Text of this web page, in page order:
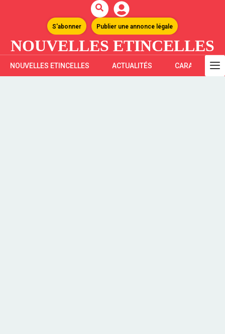
S'abonner Publier une annonce légale
NOUVELLES ETINCELLES
NOUVELLES ETINCELLES ACTUALITÉS CARAÏBES